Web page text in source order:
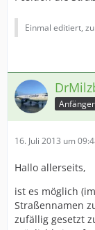
Einmal editiert,
Anfänger
16. Juli 2013 um
Hallo allerseits,
ist es möglich
Straßennamen
zufällig gesetzt